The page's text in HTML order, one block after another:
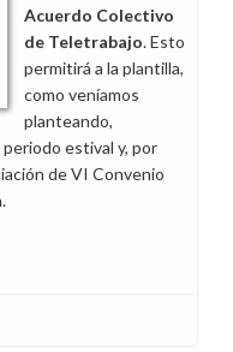
Acuerdo Colectivo
de Teletrabajo. Esto
permitirá a la plantilla,
como veníamos
planteando,
estival y, por
de VI Convenio